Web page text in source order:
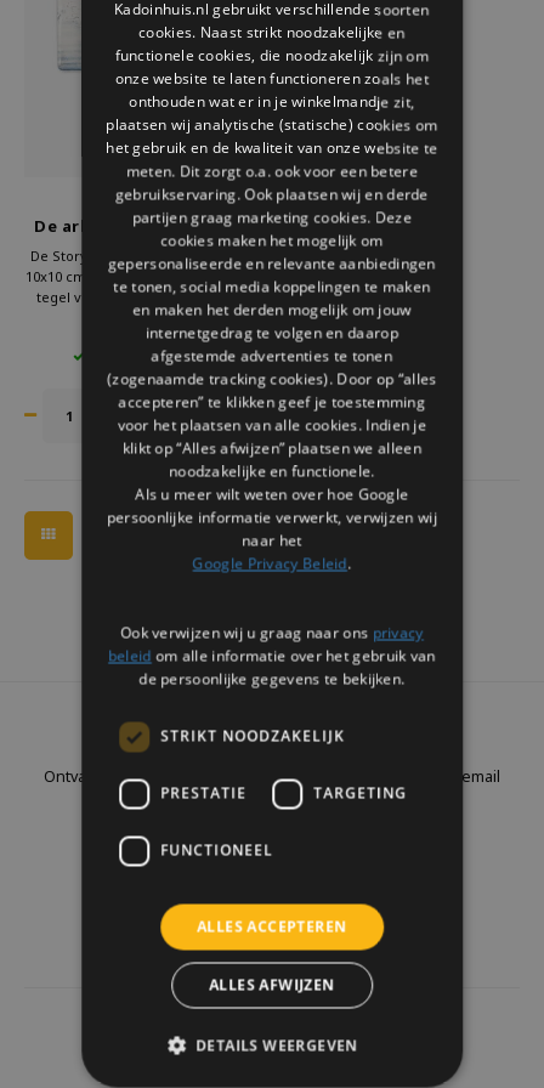
Welke Zwitscherbox past bij jou?
Zwitscherbox als cadeau
Kraamcadeau
Verlichting
Wanddecoratie
Leesbrillen
Sieraden
Storytiles
Tassen
Storytiles
De ark van het leven 10 x
10 cm
De Storytiles De ark van het leven
10x10 cm is een keramische design
tegel vol betekenis. Dit originele
Storytiles tegeltje toont
verbondenheid en natuur. Een
kunst tegel Storytiles en wandtegel
cadeau origineel met warme
uitstraling.
€27,50
1 OP VOORRAAD
Nieuwsbrief
Ontvang de laatste updates, nieuws en aanbiedingen via email
4441reviews
ENGLISH
Kadoinhuis.nl gebruikt verschillende soorten
cookies. Naast strikt noodzakelijke en
functionele cookies, die noodzakelijk zijn om
onze website te laten functioneren zoals het
onthouden wat er in je winkelmandje zit,
plaatsen wij analytische (statische) cookies om
het gebruik en de kwaliteit van onze website te
meten. Dit zorgt o.a. ook voor een betere
gebruikservaring. Ook plaatsen wij en derde
partijen graag marketing cookies. Deze
cookies maken het mogelijk om
gepersonaliseerde en relevante aanbiedingen
te tonen, social media koppelingen te maken
en maken het derden mogelijk om jouw
internetgedrag te volgen en daarop
afgestemde advertenties te tonen
(zogenaamde tracking cookies). Door op “alles
accepteren” te klikken geef je toestemming
voor het plaatsen van alle cookies. Indien je
klikt op “Alles afwijzen” plaatsen we alleen
noodzakelijke en functionele.
Als u meer wilt weten over hoe Google
persoonlijke informatie verwerkt, verwijzen wij
naar het
Google Privacy Beleid.
Ook verwijzen wij u graag naar ons privacy
beleid om alle informatie over het gebruik van
de persoonlijke gegevens te bekijken.
STRIKT NOODZAKELIJK
PRESTATIE TARGETING
FUNCTIONEEL
ALLES ACCEPTEREN
ALLES AFWIJZEN
DETAILS WEERGEVEN